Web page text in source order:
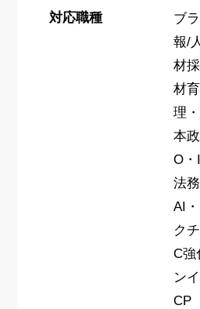
対応職種
ブ
報/
材
材
理
本
O
法
AI
ク
C強
ン
CP